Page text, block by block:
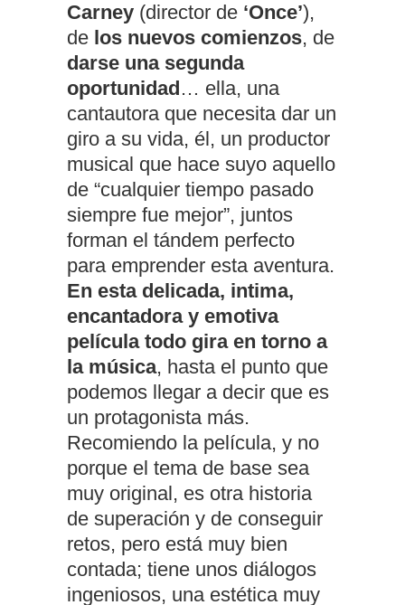
Carney (director de ‘Once’),
de los nuevos comienzos, de
darse una segunda
oportunidad … ella, una
cantautora que necesita dar un
giro a su vida, él, un productor
musical que hace suyo aquello
de “cualquier tiempo pasado
siempre fue mejor”, juntos
forman el tándem perfecto
para emprender esta aventura.
En esta delicada, intima,
encantadora y emotiva
película todo gira en torno a
la música, hasta el punto que
podemos llegar a decir que es
un protagonista más.
Recomiendo la película, y no
porque el tema de base sea
muy original, es otra historia
de superación y de conseguir
retos, pero está muy bien
contada; tiene unos diálogos
ingeniosos, una estética muy